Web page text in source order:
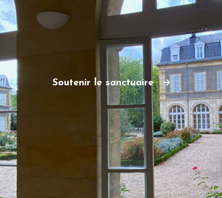
Soutenir le sanctuaire